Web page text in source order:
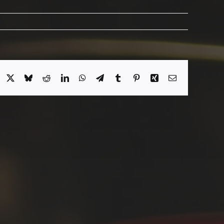
Facebook
X BlueskyRedditLinkedInWhatsApp
TelegramTumblrPinterestXingEmail